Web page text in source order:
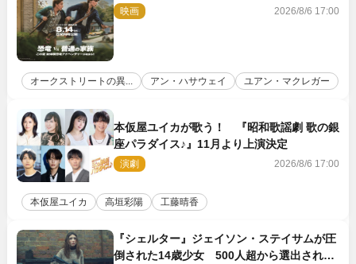
変』新ビジュアル＆本編映像初解禁
映画 2026/8/6 17:00
オークストリートの異... アン・ハサウェイ ユアン・マクレガー
本仮屋ユイカが歌う！ 『昭和歌謡劇 歌の銀
座パラダイス♪』11月より上演決定
演劇 2026/8/6 17:00
本仮屋ユイカ 高垣彩陽 工藤晴香
『シェルター』ジェイソン・ステイサムが圧
倒された14歳少女 500人超から選出された